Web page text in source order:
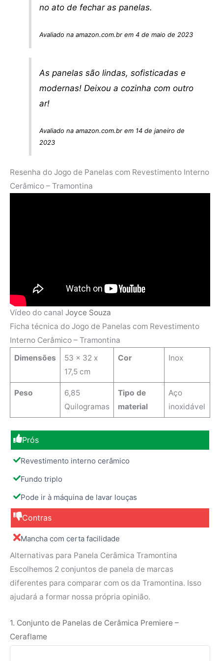
no ato de fechar as panelas.
Avaliado na amazon.com.br em 4 de maio de 2023
As panelas são lindas, sofisticadas e
modernas! Deixou a cozinha com outro
ar!
Avaliado na amazon.com.br em 14 de janeiro de
2023
Resenha do Jogo de Panelas com Revestimento Interno
Cerâmico – Tramontina
Vídeo do canal Joyce Souza
Ficha técnica do Jogo de Panelas com Revestimento
Interno Cerâmico – Tramontina
Dimensões
‎53 x 32 x
17,5 cm
Cor Inox
Peso
6,85
Quilogramas
Tipo de
material
‎Aço
inoxidável
Prós
Revestimento interno cerâmico
Fundo triplo
Pode ir à máquina de lavar louças
Contras
Mancha com certa facilidade
Alternativas para Panela Cerâmica Tramontina
Escolhemos 2 conjuntos de panela de marcas
diferentes para comparar com os da Tramontina. Isso
ajudará a formar nossa própria opinião.
1. Conjunto de Panelas de Cerâmica Premiere –
Ceraflame